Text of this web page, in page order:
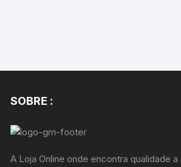
SOBRE :
A Loja Online onde encontra qualidade